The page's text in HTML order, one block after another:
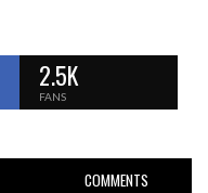
2.5K
FANS
COMMENTS